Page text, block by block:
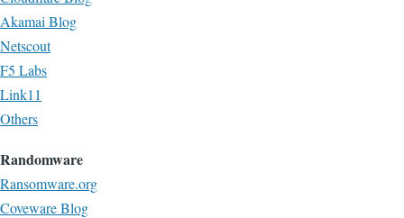
Akamai Blog
Netscout
F5 Labs
Link11
Others
Randomware
Ransomware.org
Coveware Blog